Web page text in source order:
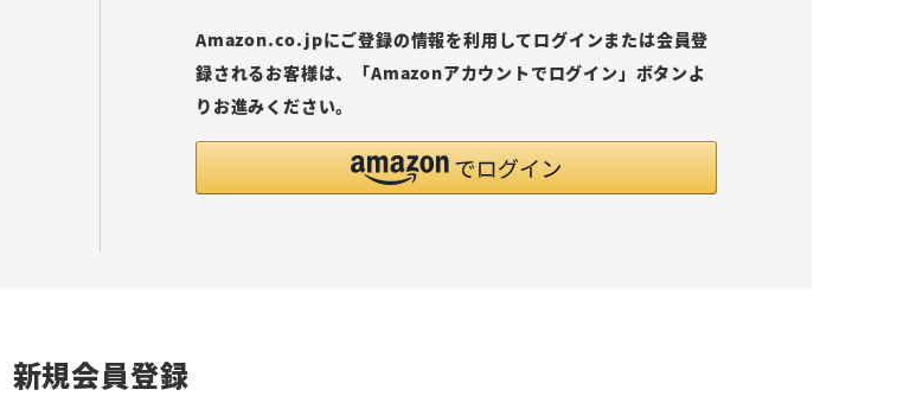
Amazon.co.jpにご登録の情報を利用してログインまたは会員登
録されるお客様は、「Amazonアカウントでログイン」ボタンよ
りお進みください。
新規会員登録